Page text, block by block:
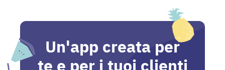
Un'app creata per
te e per i tuoi clienti